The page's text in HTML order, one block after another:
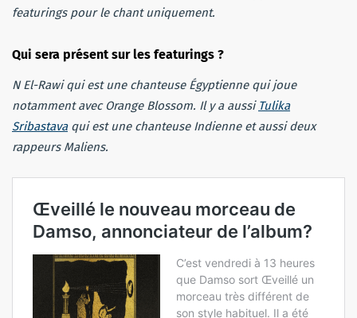
featurings pour le chant uniquement.
Qui sera présent sur les featurings ?
N El-Rawi qui est une chanteuse Égyptienne qui joue
notamment avec Orange Blossom. Il y a aussi Tulika
Sribastavaqui est une chanteuse Indienne et aussi deux
rappeurs Maliens.